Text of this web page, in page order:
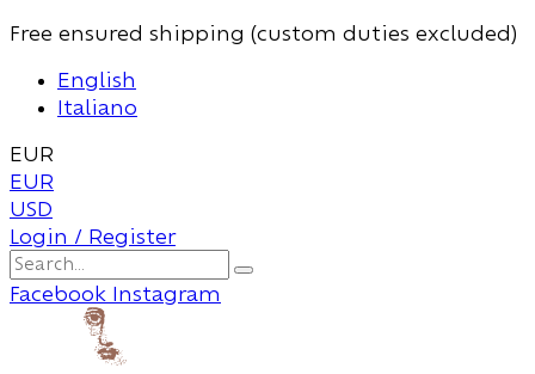
Free ensured shipping (custom duties excluded)
English
Italiano
EUR
EUR
USD
Login / Register
Facebook Instagram